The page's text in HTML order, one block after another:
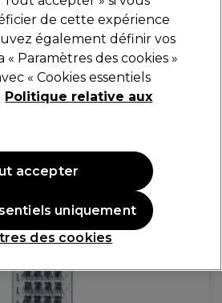
Light as Air
de cette expérience
également définir vos
« Paramètres des cookies »
« Cookies essentiels
Politique relative aux
des cookies
uniquement
accepter